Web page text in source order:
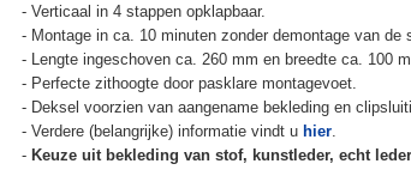
- Verticaal in 4 stappen opklapbaar.
- Montage in ca. 10 minuten zonder demontage van de
- Lengte ingeschoven ca. 260 mm en breedte ca. 100
- Perfecte zithoogte door pasklare montagevoet.
- Deksel voorzien van aangename bekleding en
- Verdere (belangrijke) informatie vindt u hier.
- Keuze uit bekleding van stof, kunstleder, echt